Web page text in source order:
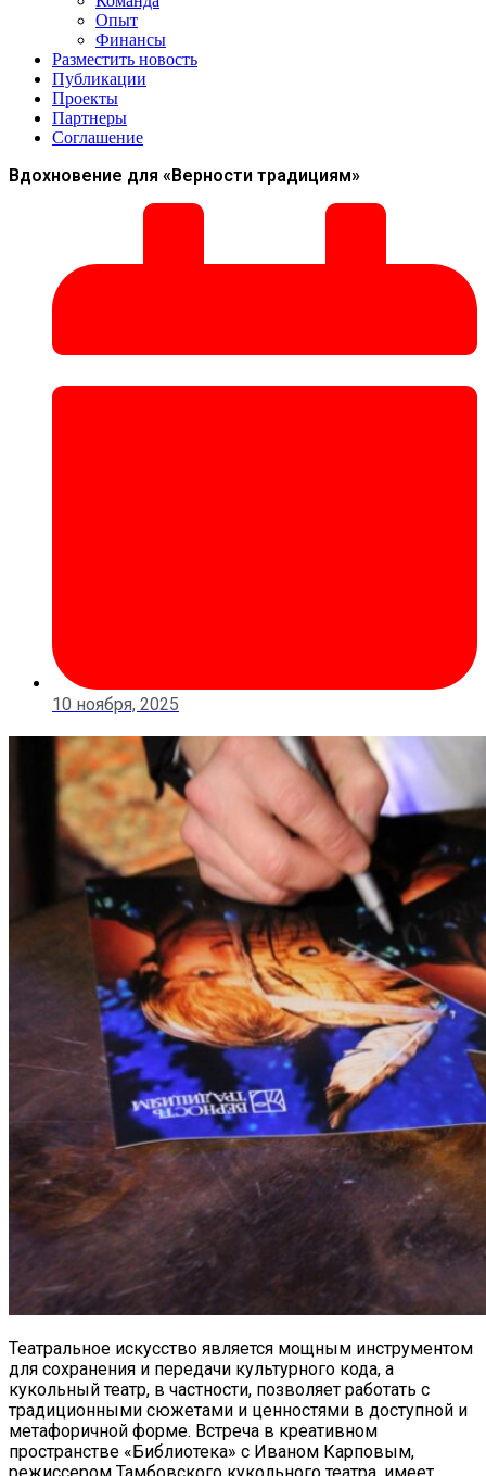
Опыт
Финансы
Разместить новость
Публикации
Проекты
Партнеры
Соглашение
Вдохновение для «Верности традициям»
10 ноября, 2025
Театральное искусство является мощным инструментом
для сохранения и передачи культурного кода, а
кукольный театр, в частности, позволяет работать с
традиционными сюжетами и ценностями в доступной и
метафоричной форме. Встреча в креативном
пространстве «Библиотека» с Иваном Карповым,